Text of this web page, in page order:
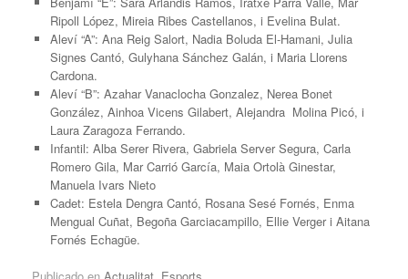
Ripoll López, Mireia Ribes Castellanos, i Evelina Bulat.
Aleví “A”: Ana Reig Salort, Nadia Boluda El-Hamani, Julia
Signes Cantó, Gulyhana Sánchez Galán, i Maria Llorens
Cardona.
Aleví “B”: Azahar Vanaclocha Gonzalez, Nerea Bonet
González, Ainhoa Vicens Gilabert, Alejandra Molina Picó, i
Laura Zaragoza Ferrando.
Infantil: Alba Serer Rivera, Gabriela Server Segura, Carla
Romero Gila, Mar Carrió García, Maia Ortolà Ginestar,
Manuela Ivars Nieto
Cadet: Estela Dengra Cantó, Rosana Sesé Fornés, Enma
Mengual Cuñat, Begoña Garciacampillo, Ellie Verger i Aitana
Fornés Echagüe.
Publicado en Actualitat, Esports.